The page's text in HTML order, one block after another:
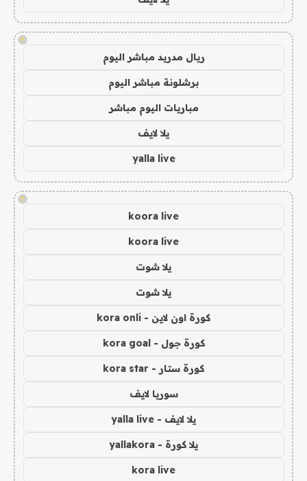
!
ريال مدريد مباشر اليوم
برشلونة مباشر اليوم
مباريات اليوم مباشر
يلا لايف
yalla live
!
koora live
koora live
يلا شوت
يلا شوت
كورة اون لاين - kora onli
كورة جول - kora goal
كورة ستار - kora star
سوريا لايف
يلا لايف - yalla live
يلا كورة - yallakora
kora live